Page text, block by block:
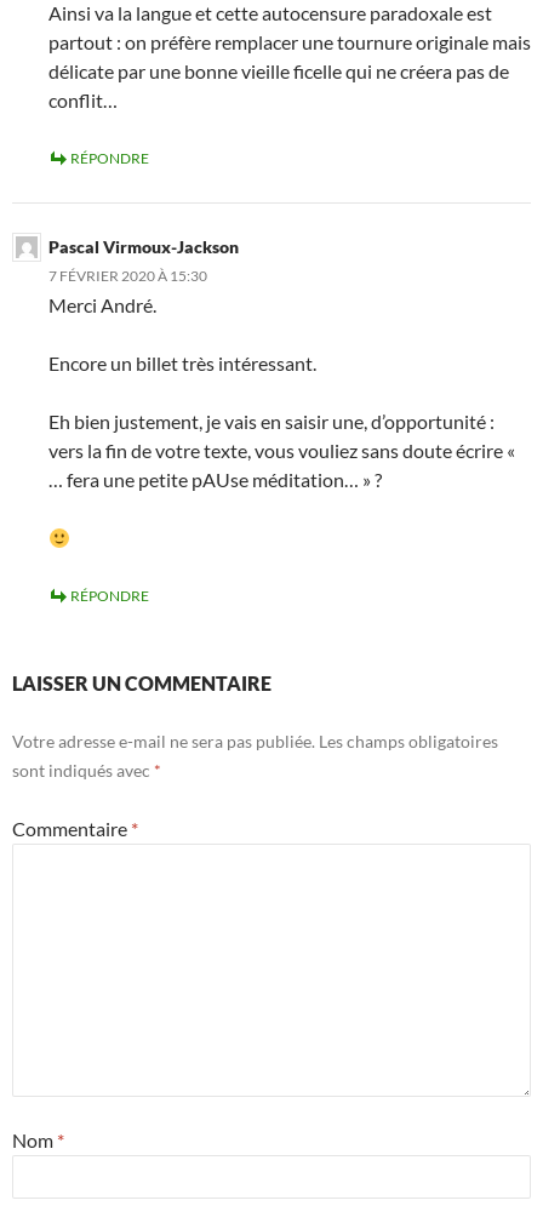
Ainsi va la langue et cette autocensure paradoxale est
partout : on préfère remplacer une tournure originale mais
délicate par une bonne vieille ficelle qui ne créera pas de
conflit…
RÉPONDRE
Pascal Virmoux-Jackson
7 FÉVRIER 2020 À 15:30
Merci André.
Encore un billet très intéressant.
Eh bien justement, je vais en saisir une, d’opportunité :
vers la fin de votre texte, vous vouliez sans doute écrire «
… fera une petite pAUse méditation… » ?
RÉPONDRE
LAISSER UN COMMENTAIRE
Votre adresse e-mail ne sera pas publiée. Les champs obligatoires
sont indiqués avec *
Commentaire *
Nom *